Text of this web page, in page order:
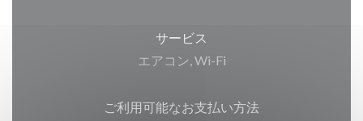
サービス
エアコン, Wi-Fi
ご利用可能なお支払い方法